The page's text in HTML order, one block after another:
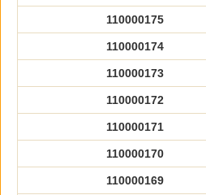
110000175
110000174
110000173
110000172
110000171
110000170
110000169